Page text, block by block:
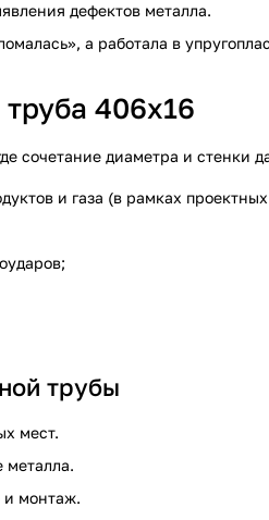
дефектов металла.
а работала в
406х16
сочетание диаметра и стенки
и газа (в рамках
трубы
мест.
металла.
и монтаж.